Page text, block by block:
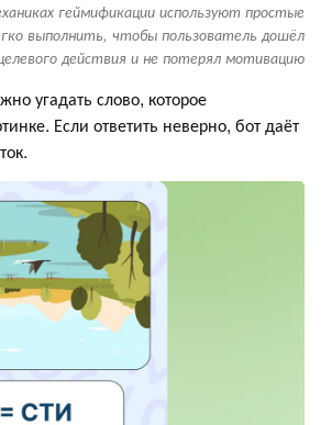
геймификации используют простые
выполнить, чтобы пользователь дошёл
действия и не потерял мотивацию
угадать слово, которое
Если ответить неверно, бот даёт